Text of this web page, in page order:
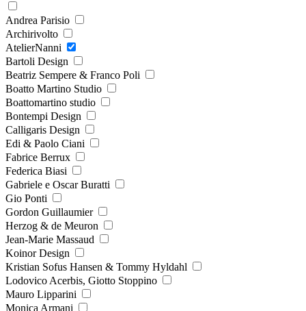
Andrea Parisio
Archirivolto
AtelierNanni
Bartoli Design
Beatriz Sempere & Franco Poli
Boatto Martino Studio
Boattomartino studio
Bontempi Design
Calligaris Design
Edi & Paolo Ciani
Fabrice Berrux
Federica Biasi
Gabriele e Oscar Buratti
Gio Ponti
Gordon Guillaumier
Herzog & de Meuron
Jean-Marie Massaud
Koinor Design
Kristian Sofus Hansen & Tommy Hyldahl
Lodovico Acerbis, Giotto Stoppino
Mauro Lipparini
Monica Armani